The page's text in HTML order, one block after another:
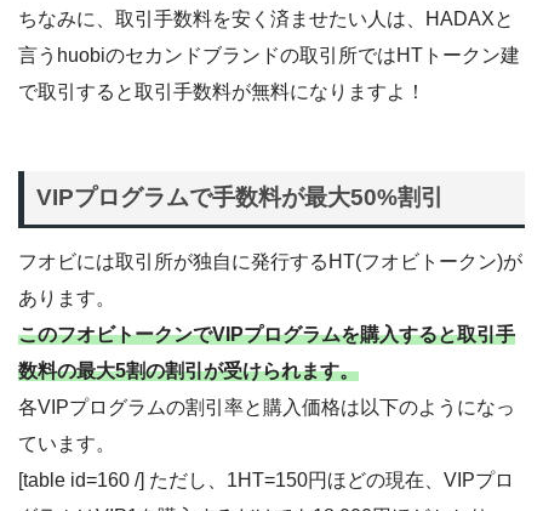
ちなみに、取引手数料を安く済ませたい人は、HADAXと
言うhuobiのセカンドブランドの取引所ではHTトークン建
で取引すると取引手数料が無料になりますよ！
VIPプログラムで手数料が最大50%割引
フオビには取引所が独自に発行するHT(フオビトークン)が
あります。
このフオビトークンでVIPプログラムを購入すると取引手
数料の最大5割の割引が受けられます。
各VIPプログラムの割引率と購入価格は以下のようになっ
ています。
[table id=160 /] ただし、1HT=150円ほどの現在、VIPプロ